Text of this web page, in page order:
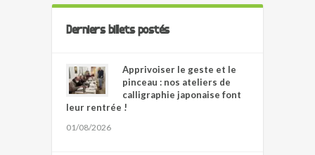
Derniers billets postés
Apprivoiser le geste et le
pinceau : nos ateliers de
calligraphie japonaise font
leur rentrée !
01/08/2026